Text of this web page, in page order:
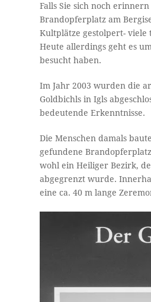
Falls Sie sich noch
Brandopferplatz am
Kultplätze gestolpert- viele
Heute allerdings geht es
besucht haben.
Im Jahr 2003 wurden die
Goldbichls in Igls
bedeutende Erkenntnisse.
Die Menschen damals
gefundene
wohl ein Heiliger Bezirk,
abgegrenzt wurde.
eine ca. 40 m lange